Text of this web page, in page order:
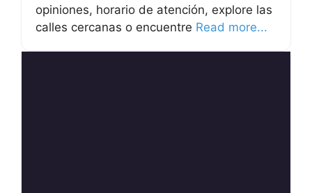
opiniones, horario de atención, explore las
calles cercanas o encuentre Read more...